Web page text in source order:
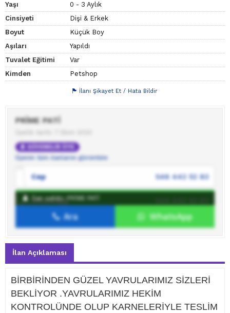
Yaşı
0 - 3 Aylık
Cinsiyeti
Dişi & Erkek
Boyut
Küçük Boy
Aşıları
Yapıldı
Tuvalet Eğitimi
Var
Kimden
Petshop
İlanı Şikayet Et / Hata Bildir
PRİME PATİ
Üyenin tüm ilanlarını görüntüle
Cep 546 442 52 83
WhatsApp
İlan sahibine mesaj gönder
İlan sahibi: PRİME PATİ
Ara WhatsApp
İlan Açıklaması
BİRBİRİNDEN GÜZEL YAVRULARIMIZ SİZLERİ
BEKLİYOR .YAVRULARIMIZ HEKİM
KONTROLÜNDE OLUP KARNELERİYLE TESLİM